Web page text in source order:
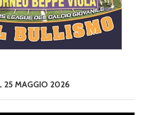
25 MAGGIO 2026